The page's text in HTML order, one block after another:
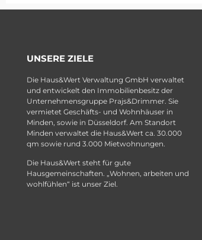
UNSERE ZIELE
Die Haus&Wert Verwaltung GmbH verwaltet
und entwickelt den Immobilienbesitz der
Unternehmensgruppe Prajs&Drimmer. Sie
vermietet Geschäfts- und Wohnhäuser in
Minden, sowie in Düsseldorf. Am Standort
Minden verwaltet die Haus&Wert ca. 30.000
qm sowie rund 3.000 Mietwohnungen.
Die Haus&Wert steht für gute
Hausgemeinschaften. „Wohnen, arbeiten und
wohlfühlen“ ist unser Ziel.